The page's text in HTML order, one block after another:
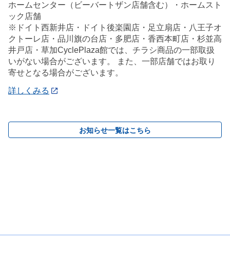
ホームセンター（ビーバートザン店舗含む）・ホームスト
ック店舗
※ドイト西新井店・ドイト後楽園店・足立扇店・八王子オ
クトーレ店・品川旗の台店・多肥店・香西本町店・杉並高
井戸店・草加CyclePlaza館では、チラシ商品の一部取扱
いがない場合がございます。 また、一部店舗ではお取り
寄せとなる場合がございます。
詳しくみる
お知らせ一覧はこちら